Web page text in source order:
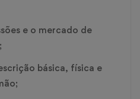
e o mercado de
básica, física e